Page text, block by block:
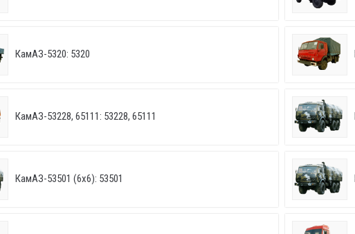
КамАЗ-5320: 5320
КамАЗ-53228, 65111: 53228, 65111
КамАЗ-53501 (6х6): 53501